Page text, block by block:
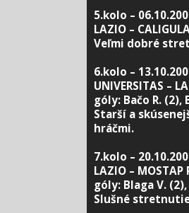
5.kolo –
LAZIO –
Veľmi dobré
6.kolo –
UNIVERSITAS –
góly: Bačo R. (2),
Starší a
hráčmi.
7.kolo –
LAZIO – MOSTAP
góly: Blaga V.
Slušné